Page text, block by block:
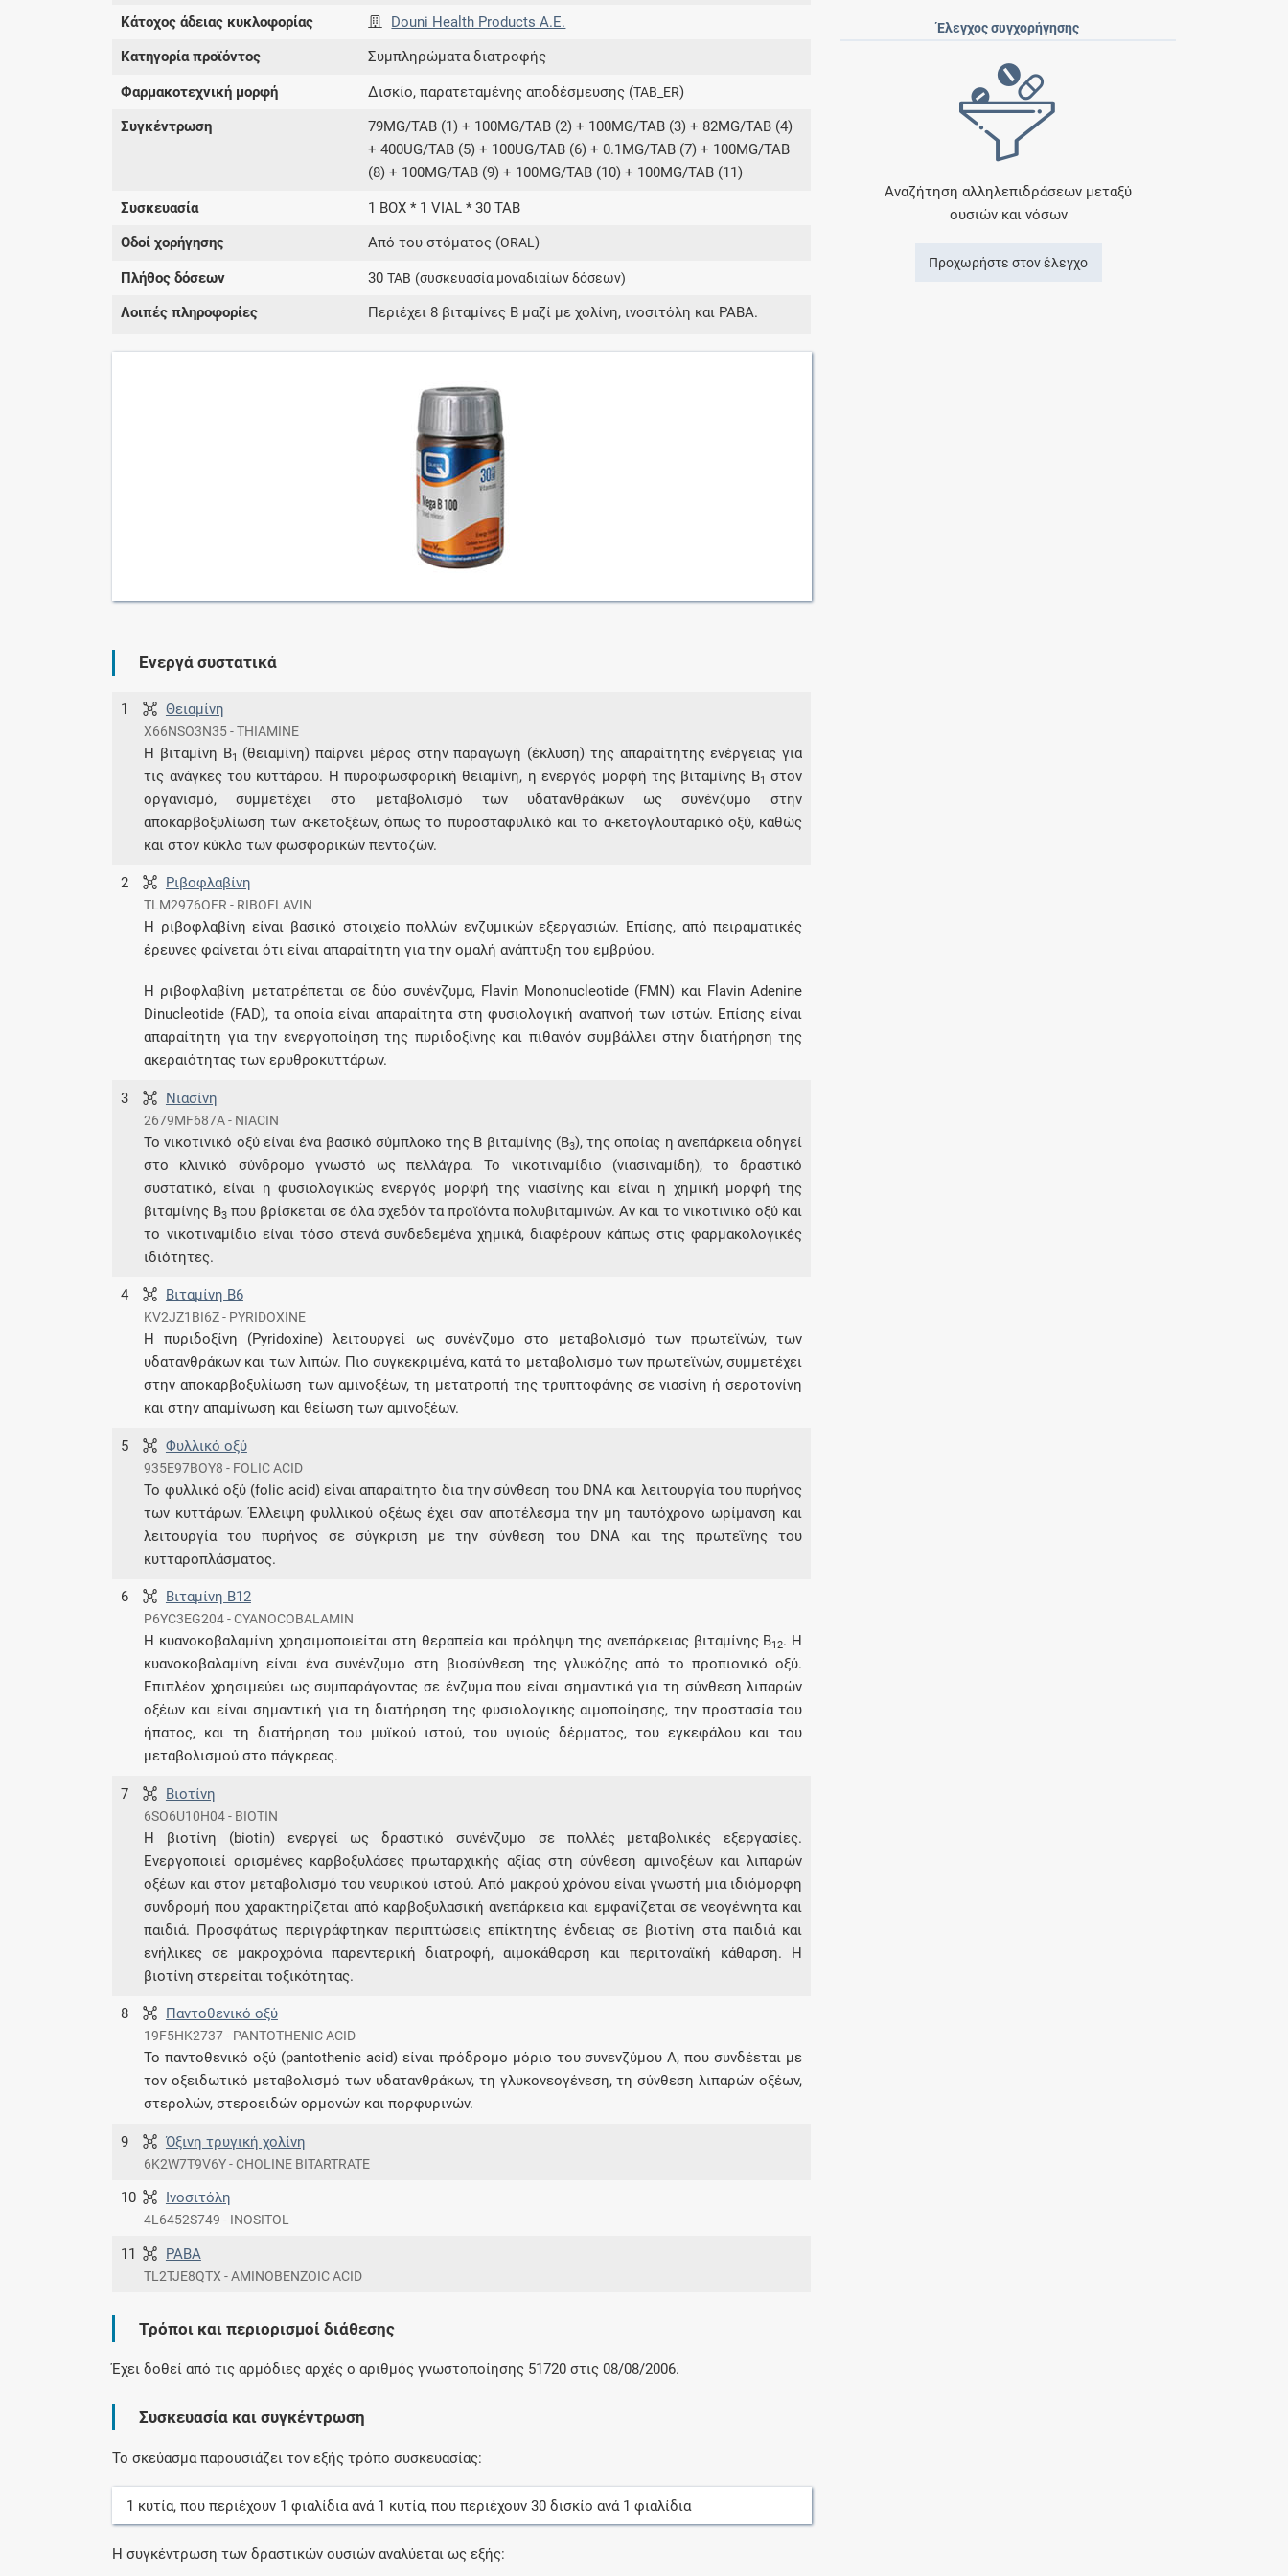
Μάθετε περισσότερα για τα οφέλη και τις
επιπλέον παροχές των συνδρομητικών
προγραμμάτων
Ενδείξεις και αγωγές
Βρείτε θεραπευτικές ενδείξεις και αγωγές για
νόσους, συμπτώματα και ιατρικές πράξεις
Μοιραζόμαστε μαζί σας γεγονότα της
πορείας του Galinos.gr από το 2011 μέχρι
Κάτοχος άδειας κυκλοφορίας Douni Health Products A.E.
Κατηγορία προϊόντος Συμπληρώματα διατροφής
Φαρμακοτεχνική μορφή Δισκίο, παρατεταμένης αποδέσμευσης (TAB_ER)
Συγκέντρωση
79MG/TAB (1) + 100MG/TAB (2) + 100MG/TAB (3) + 82MG/TAB (4)
+ 400UG/TAB (5) + 100UG/TAB (6) + 0.1MG/TAB (7) + 100MG/TAB
(8) + 100MG/TAB (9) + 100MG/TAB (10) + 100MG/TAB (11)
Συσκευασία 1 BOX * 1 VIAL * 30 TAB
Οδοί χορήγησης Από του στόματος (ORAL)
Πλήθος δόσεων 30TAB (συσκευασία μοναδιαίων δόσεων)
Λοιπές πληροφορίες Περιέχει 8 βιταμίνες B μαζί με χολίνη, ινοσιτόλη και PABA.
Έλεγχος συγχορήγησης
Αναζήτηση αλληλεπιδράσεων μεταξύ
ουσιών και νόσων
Προχωρήστε στον έλεγχο
Ενεργά συστατικά
1 Θειαμίνη
X66NSO3N35 - THIAMINE
Η βιταμίνη Β1
(θειαμίνη) παίρνει μέρος στην παραγωγή (έκλυση) της απαραίτητης ενέργειας για
τις ανάγκες του κυττάρου. Η πυροφωσφορική θειαμίνη, η ενεργός μορφή της βιταμίνης Β1 στον
οργανισμό, συμμετέχει στο μεταβολισμό των υδατανθράκων ως συνένζυμο στην
αποκαρβοξυλίωση των α-κετοξέων, όπως το πυροσταφυλικό και το α-κετογλουταρικό οξύ, καθώς
και στον κύκλο των φωσφορικών πεντοζών.
2 Ριβοφλαβίνη
TLM2976OFR - RIBOFLAVIN
Η ριβοφλαβίνη είναι βασικό στοιχείο πολλών ενζυμικών εξεργασιών. Επίσης, από πειραματικές
έρευνες φαίνεται ότι είναι απαραίτητη για την ομαλή ανάπτυξη του εμβρύου.
Η ριβοφλαβίνη μετατρέπεται σε δύο συνένζυμα, Flavin Mononucleotide (FMN) και Flavin Adenine
Dinucleotide (FAD), τα οποία είναι απαραίτητα στη φυσιολογική αναπνοή των ιστών. Επίσης είναι
απαραίτητη για την ενεργοποίηση της πυριδοξίνης και πιθανόν συμβάλλει στην διατήρηση της
ακεραιότητας των ερυθροκυττάρων.
3 Νιασίνη
2679MF687A - NIACIN
Το νικοτινικό οξύ είναι ένα βασικό σύμπλοκο της Β βιταμίνης (Β3), της οποίας η ανεπάρκεια οδηγεί
στο κλινικό σύνδρομο γνωστό ως πελλάγρα. Το νικοτιναμίδιο (νιασιναμίδη), το δραστικό
συστατικό, είναι η φυσιολογικώς ενεργός μορφή της νιασίνης και είναι η χημική μορφή της
βιταμίνης Β3 που βρίσκεται σε όλα σχεδόν τα προϊόντα πολυβιταμινών. Αν και το νικοτινικό οξύ και
το νικοτιναμίδιο είναι τόσο στενά συνδεδεμένα χημικά, διαφέρουν κάπως στις φαρμακολογικές
ιδιότητες.
4 Βιταμίνη B6
KV2JZ1BI6Z - PYRIDOXINE
Η πυριδοξίνη (Pyridoxine) λειτουργεί ως συνένζυμο στο μεταβολισμό των πρωτεϊνών, των
υδατανθράκων και των λιπών. Πιο συγκεκριμένα, κατά το μεταβολισμό των πρωτεϊνών, συμμετέχει
στην αποκαρβοξυλίωση των αμινοξέων, τη μετατροπή της τρυπτοφάνης σε νιασίνη ή σεροτονίνη
και στην απαμίνωση και θείωση των αμινοξέων.
5 Φυλλικό οξύ
935E97BOY8 - FOLIC ACID
Το φυλλικό οξύ (folic acid) είναι απαραίτητο δια την σύνθεση του DNA και λειτουργία του πυρήνος
των κυττάρων. Έλλειψη φυλλικού οξέως έχει σαν αποτέλεσμα την μη ταυτόχρονο ωρίμανση και
λειτουργία του πυρήνος σε σύγκριση με την σύνθεση του DNA και της πρωτεΐνης του
κυτταροπλάσματος.
6 Βιταμίνη B12
P6YC3EG204 - CYANOCOBALAMIN
Η κυανοκοβαλαμίνη χρησιμοποιείται στη θεραπεία και πρόληψη της ανεπάρκειας βιταμίνης Β12. Η
κυανοκοβαλαμίνη είναι ένα συνένζυμο στη βιοσύνθεση της γλυκόζης από το προπιονικό οξύ.
Επιπλέον χρησιμεύει ως συμπαράγοντας σε ένζυμα που είναι σημαντικά για τη σύνθεση λιπαρών
οξέων και είναι σημαντική για τη διατήρηση της φυσιολογικής αιμοποίησης, την προστασία του
ήπατος, και τη διατήρηση του μυϊκού ιστού, του υγιούς δέρματος, του εγκεφάλου και του
μεταβολισμού στο πάγκρεας.
7 Βιοτίνη
6SO6U10H04 - BIOTIN
Η βιοτίνη (biotin) ενεργεί ως δραστικό συνένζυμο σε πολλές μεταβολικές εξεργασίες.
Ενεργοποιεί ορισμένες καρβοξυλάσες πρωταρχικής αξίας στη σύνθεση αμινοξέων και λιπαρών
οξέων και στον μεταβολισμό του νευρικού ιστού. Από μακρού χρόνου είναι γνωστή μια ιδιόμορφη
συνδρομή που χαρακτηρίζεται από καρβοξυλασική ανεπάρκεια και εμφανίζεται σε νεογέννητα και
παιδιά. Προσφάτως περιγράφτηκαν περιπτώσεις επίκτητης ένδειας σε βιοτίνη στα παιδιά και
ενήλικες σε μακροχρόνια παρεντερική διατροφή, αιμοκάθαρση και περιτοναϊκή κάθαρση. Η
βιοτίνη στερείται τοξικότητας.
8 Παντοθενικό οξύ
19F5HK2737 - PANTOTHENIC ACID
Το παντοθενικό οξύ (pantothenic acid) είναι πρόδρομο μόριο του συνενζύμου Α, που συνδέεται με
τον οξειδωτικό μεταβολισμό των υδατανθράκων, τη γλυκονεογένεση, τη σύνθεση λιπαρών οξέων,
στερολών, στεροειδών ορμονών και πορφυρινών.
9 Όξινη τρυγική χολίνη
6K2W7T9V6Y - CHOLINE BITARTRATE
10 Ινοσιτόλη
4L6452S749 - INOSITOL
11 PABA
TL2TJE8QTX - AMINOBENZOIC ACID
Τρόποι και περιορισμοί διάθεσης
Έχει δοθεί από τις αρμόδιες αρχές ο αριθμός γνωστοποίησης 51720 στις 08/08/2006.
Συσκευασία και συγκέντρωση
Το σκεύασμα παρουσιάζει τον εξής τρόπο συσκευασίας:
1 κυτία, που περιέχουν 1 φιαλίδιαανά 1 κυτία, που περιέχουν30 δισκίο ανά 1 φιαλίδια
Η συγκέντρωση των δραστικών ουσιών αναλύεται ως εξής: